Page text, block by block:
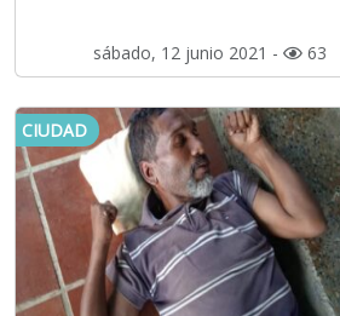
sábado, 12 junio 2021 - 63
CIUDAD